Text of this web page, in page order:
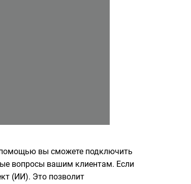
помощью вы сможете подключить
вопросы вашим клиентам. Если
(ИИ). Это позволит